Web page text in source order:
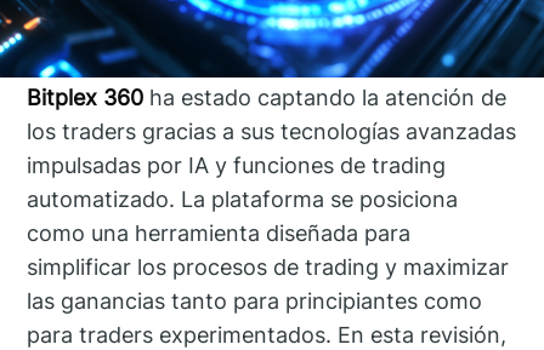
Bitplex 360 ha estado captando la atención de
los traders gracias a sus tecnologías avanzadas
impulsadas por IA y funciones de trading
automatizado. La plataforma se posiciona
como una herramienta diseñada para
simplificar los procesos de trading y maximizar
las ganancias tanto para principiantes como
para traders experimentados. En esta revisión,